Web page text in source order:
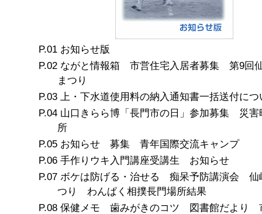
お知らせ版
ながと情報箱 市営住宅入居者募集 第9回
まつり
上・下水道使用料の納入通知書一括送付につ
山口きらら博「長門市の日」参加募集 災害
所
お知らせ 募集 青年国際交流キャンプ
手作りウキ入門講座受講生 お知らせ
ボケは防げる・治せる 痴呆予防講演会 仙
つり わんぱく相撲長門場所結果
保健メモ 歯みがきのコツ 図書館だより